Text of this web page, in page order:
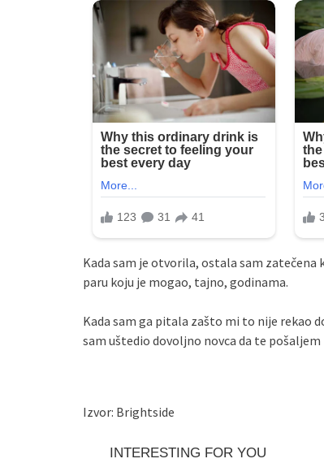
Kada sam je otvorila, ostala sam zatečena
paru koju je mogao, tajno, godinama.
Kada sam ga pitala zašto mi to nije rekao
sam uštedio dovoljno novca da te pošaljem
Izvor: Brightside